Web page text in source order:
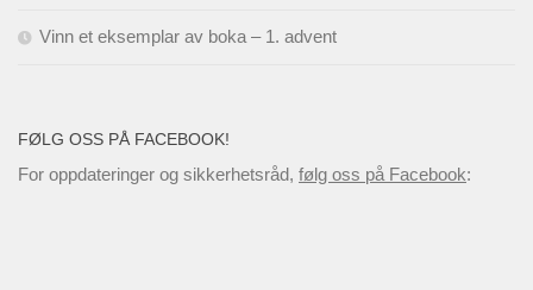
Vinn et eksemplar av boka – 1. advent
FØLG OSS PÅ FACEBOOK!
For oppdateringer og sikkerhetsråd, følg oss på Facebook: